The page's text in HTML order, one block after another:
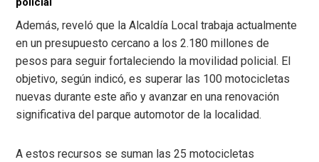
Además, reveló que la Alcaldía Local trabaja actualmente
en un presupuesto cercano a los 2.180 millones de
pesos para seguir fortaleciendo la movilidad policial. El
objetivo, según indicó, es superar las 100 motocicletas
nuevas durante este año y avanzar en una renovación
significativa del parque automotor de la localidad.
A estos recursos se suman las 25 motocicletas